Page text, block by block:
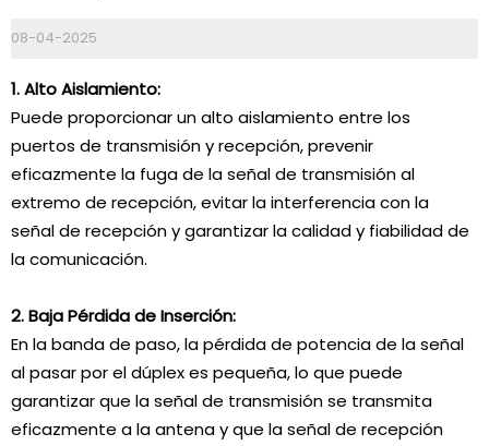
08-04-2025
1. Alto Aislamiento:
Puede proporcionar un alto aislamiento entre los
puertos de transmisión y recepción, prevenir
eficazmente la fuga de la señal de transmisión al
extremo de recepción, evitar la interferencia con la
señal de recepción y garantizar la calidad y fiabilidad de
la comunicación.
2. Baja Pérdida de Inserción:
En la banda de paso, la pérdida de potencia de la señal
al pasar por el dúplex es pequeña, lo que puede
garantizar que la señal de transmisión se transmita
eficazmente a la antena y que la señal de recepción